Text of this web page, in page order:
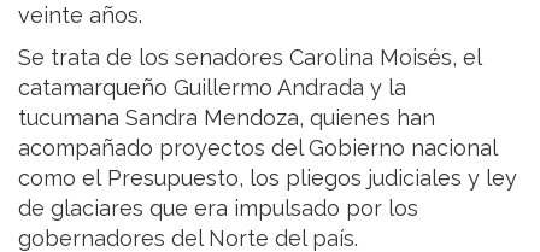
veinte años.
Se trata de los senadores Carolina Moisés, el
catamarqueño Guillermo Andrada y la
tucumana Sandra Mendoza, quienes han
acompañado proyectos del Gobierno nacional
como el Presupuesto, los pliegos judiciales y ley
de glaciares que era impulsado por los
gobernadores del Norte del país.